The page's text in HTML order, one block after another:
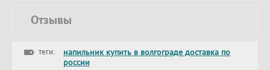
Отзывы
теги:
напильник купить в волгограде доставка по
россии